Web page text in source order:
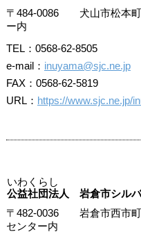
〒484-0086 犬山市松本
ー内
TEL：0568-62-8505
e-mail： inuyama@sjc.ne.jp
FAX：0568-62-5819
URL： https://www.sjc.ne.jp/
いわくらし
公益社団法人 岩倉市シル
〒482-0036 岩倉市西市
センター内